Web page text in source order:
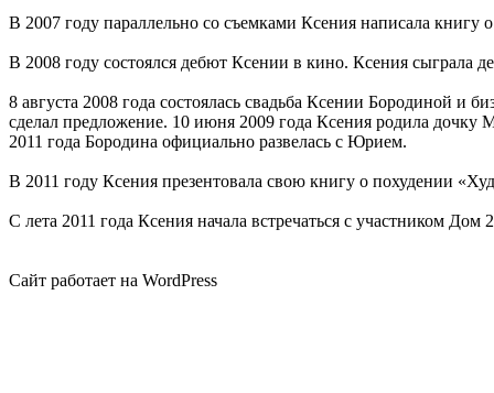
В 2007 году параллельно со съемками Ксения написала
В 2008 году состоялся дебют Ксении в кино. Ксения сыграла
8 августа 2008 года состоялась свадьба Ксении Бородиной
сделал предложение. 10 июня 2009 года Ксения родила
2011 года Бородина официально развелась с Юрием.
В 2011 году Ксения презентовала свою книгу о похудении
С лета 2011 года Ксения начала встречаться с участником
Сайт работает на WordPress